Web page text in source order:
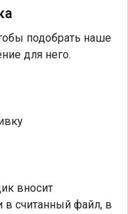
подобрать наше
для него.
вносит
считанный файл, в